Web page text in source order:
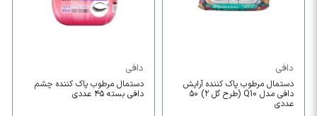
دافی
دستمال مرطوب پاک کننده آرایش
دافی مدل Q10 (طرح گل ۲) ۵۰
عددی
دافی
دستمال مرطوب پاک کننده چشم
دافی بسته ۴۵ عددی